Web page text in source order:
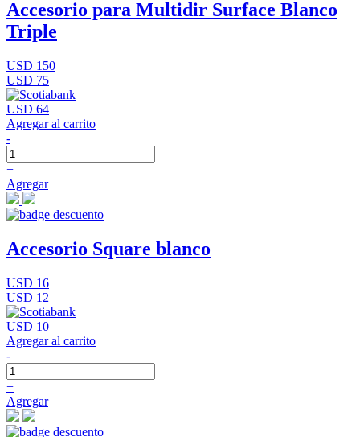
Accesorio para Multidir Surface Blanco
Triple
USD 150
USD 75
USD 64
Agregar al carrito
-
+
Agregar
Accesorio Square blanco
USD 16
USD 12
USD 10
Agregar al carrito
-
+
Agregar